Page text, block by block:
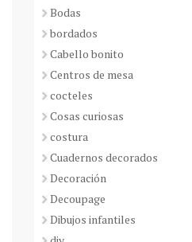
Bodas
bordados
Cabello bonito
Centros de mesa
cocteles
Cosas curiosas
costura
Cuadernos decorados
Decoración
Decoupage
Dibujos infantiles